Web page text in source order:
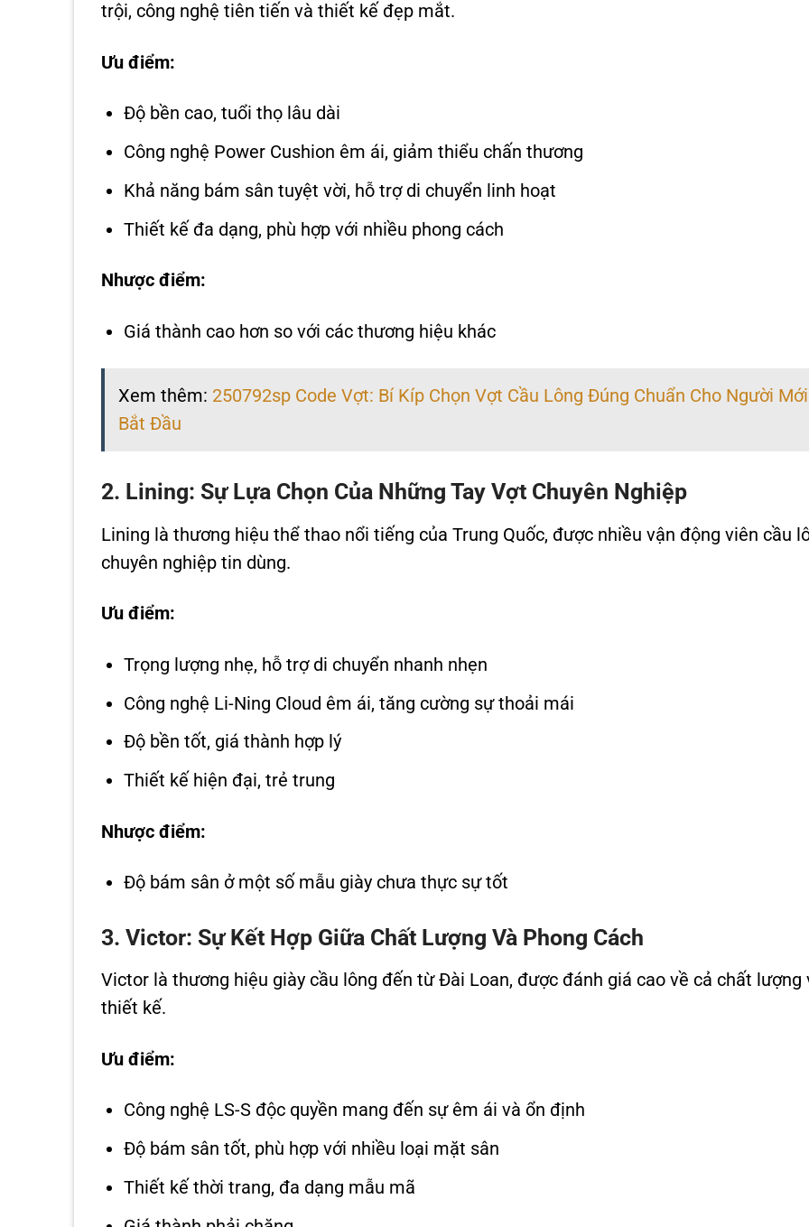
trội, công nghệ tiên tiến và thiết kế đẹp mắt.
Ưu điểm:
Độ bền cao, tuổi thọ lâu dài
Công nghệ Power Cushion êm ái, giảm thiểu chấn thương
Khả năng bám sân tuyệt vời, hỗ trợ di chuyển linh hoạt
Thiết kế đa dạng, phù hợp với nhiều phong cách
Nhược điểm:
Giá thành cao hơn so với các thương hiệu khác
Xem thêm: 250792sp Code Vợt: Bí Kíp Chọn Vợt Cầu Lông Đúng Chuẩn Cho Người Mới
Bắt Đầu
2. Lining: Sự Lựa Chọn Của Những Tay Vợt Chuyên Nghiệp
Lining là thương hiệu thể thao nổi tiếng của Trung Quốc, được nhiều vận động viên cầu
chuyên nghiệp tin dùng.
Ưu điểm:
Trọng lượng nhẹ, hỗ trợ di chuyển nhanh nhẹn
Công nghệ Li-Ning Cloud êm ái, tăng cường sự thoải mái
Độ bền tốt, giá thành hợp lý
Thiết kế hiện đại, trẻ trung
Nhược điểm:
Độ bám sân ở một số mẫu giày chưa thực sự tốt
3. Victor: Sự Kết Hợp Giữa Chất Lượng Và Phong Cách
Victor là thương hiệu giày cầu lông đến từ Đài Loan, được đánh giá cao về cả chất lượng
thiết kế.
Ưu điểm:
Công nghệ LS-S độc quyền mang đến sự êm ái và ổn định
Độ bám sân tốt, phù hợp với nhiều loại mặt sân
Thiết kế thời trang, đa dạng mẫu mã